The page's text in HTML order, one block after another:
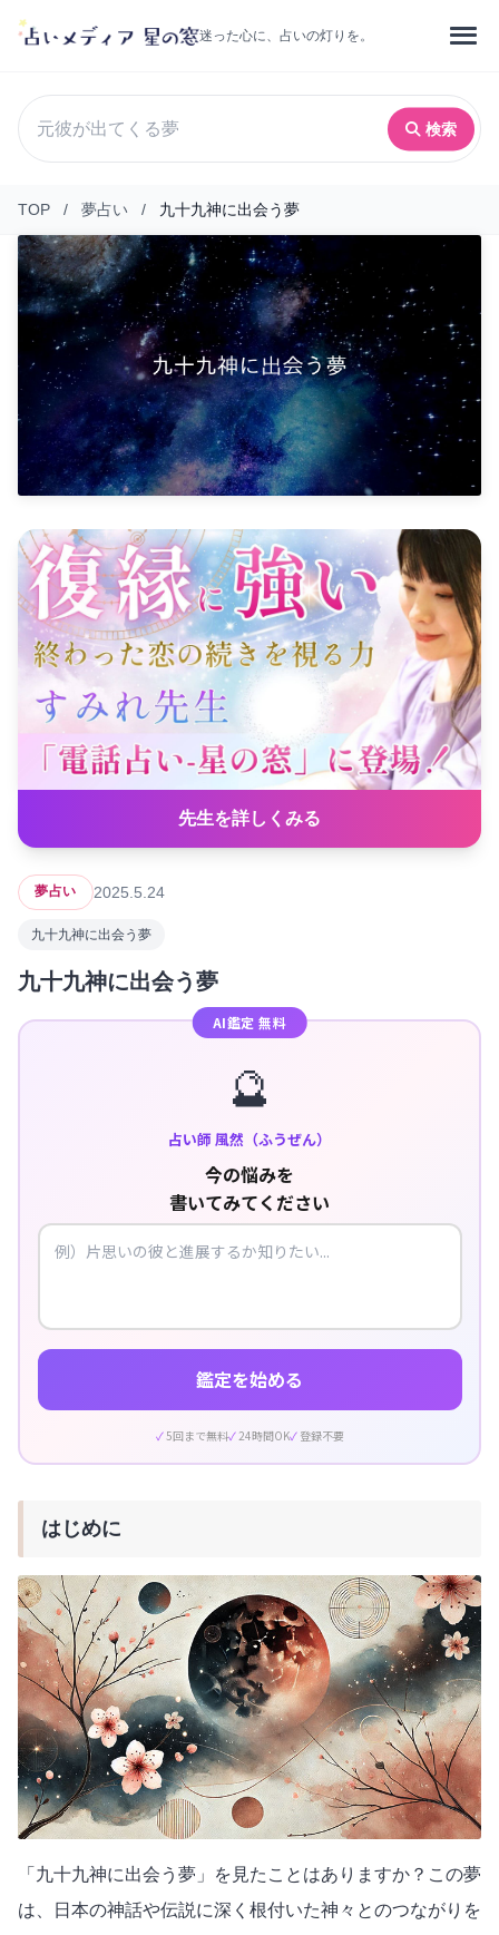
迷った心に、占いの灯りを。
検索
TOP / 夢占い / 九十九神に出会う夢
先生を詳しくみる
夢占い 2025.5.24
九十九神に出会う夢
九十九神に出会う夢
AI鑑定 無料
🔮
占い師 風然（ふうぜん）
今の悩みを
書いてみてください
鑑定を始める
5回まで無料 24時間OK 登録不要
はじめに
「九十九神に出会う夢」を見たことはありますか？この夢
は、日本の神話や伝説に深く根付いた神々とのつながりを